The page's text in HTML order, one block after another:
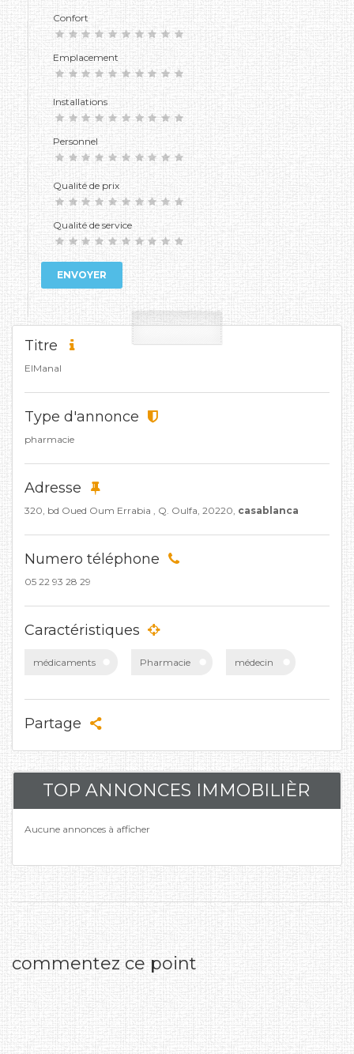
Confort
Emplacement
Installations
Personnel
Qualité de prix
Qualité de service
ENVOYER
Titre
ElManal
Type d'annonce
pharmacie
Adresse
320, bd Oued Oum Errabia , Q. Oulfa, 20220, casablanca
Numero téléphone
05 22 93 28 29
Caractéristiques
médicaments Pharmacie médecin
Partage
TOP ANNONCES IMMOBILIÈR
Aucune annonces à afficher
commentez ce point